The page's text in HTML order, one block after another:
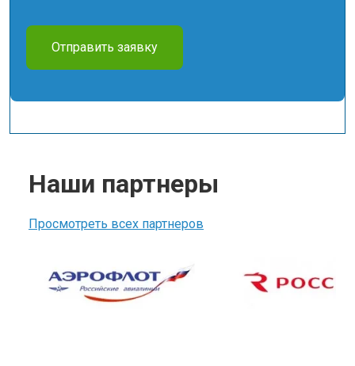
Отправить заявку
Наши партнеры
Просмотреть всех партнеров